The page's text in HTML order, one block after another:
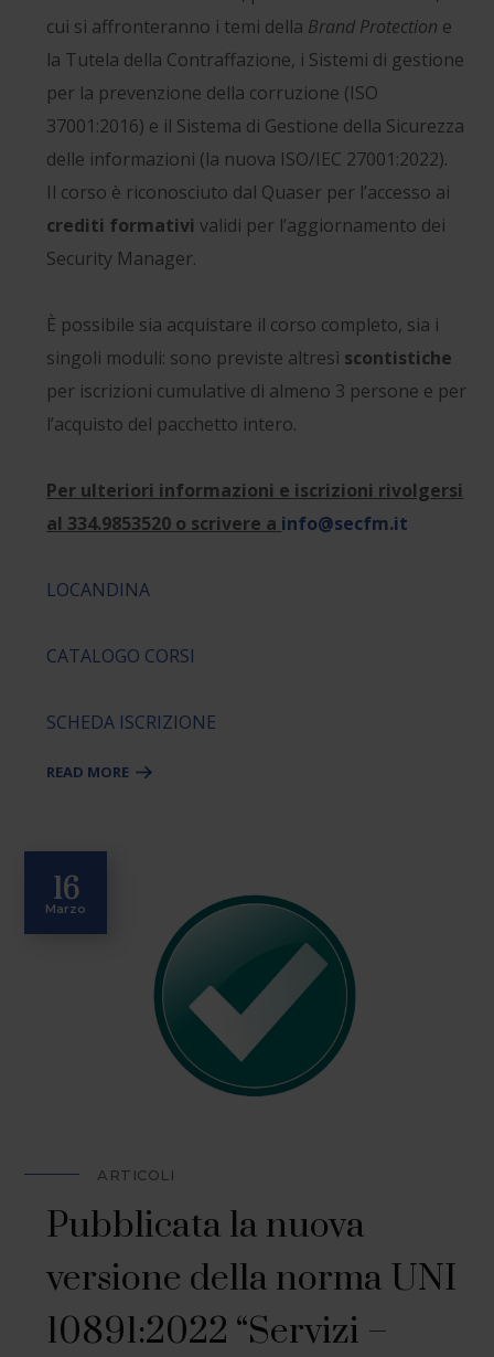
cui si affronteranno i temi della Brand Protection e
la Tutela della Contraffazione, i Sistemi di gestione
per la prevenzione della corruzione (ISO
37001:2016) e il Sistema di Gestione della Sicurezza
delle informazioni (la nuova ISO/IEC 27001:2022).
Il corso è riconosciuto dal Quaser per l’accesso ai
crediti formativi validi per l’aggiornamento dei
Security Manager.
È possibile sia acquistare il corso completo, sia i
singoli moduli: sono previste altresì scontistiche
per iscrizioni cumulative di almeno 3 persone e per
l’acquisto del pacchetto intero.
Per ulteriori informazioni e iscrizioni rivolgersi
al 334.9853520 o scrivere a info@secfm.it
LOCANDINA
CATALOGO CORSI
SCHEDA ISCRIZIONE
READ MORE
16
Marzo
ARTICOLI
Pubblicata la nuova
versione della norma UNI
10891:2022 “Servizi –